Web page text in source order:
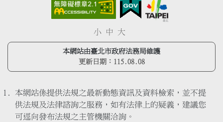
小 中 大
本網站由臺北市政府法務局維護
更新日期： 115.08.08
本網站係提供法規之最新動態資訊及資料檢索，並不提
供法規及法律諮詢之服務，如有法律上的疑義，建議您
可逕向發布法規之主管機關洽詢。